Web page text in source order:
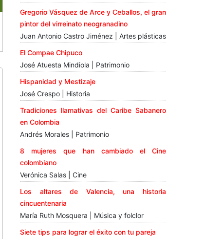
Gregorio Vásquez de Arce y Ceballos, el gran
pintor del virreinato neogranadino
Juan Antonio Castro Jiménez | Artes plásticas
El Compae Chipuco
José Atuesta Mindiola | Patrimonio
Hispanidad y Mestizaje
José Crespo | Historia
Tradiciones llamativas del Caribe Sabanero
en Colombia
Andrés Morales | Patrimonio
8 mujeres que han cambiado el Cine
colombiano
Verónica Salas | Cine
Los altares de Valencia, una historia
cincuentenaria
María Ruth Mosquera | Música y folclor
Siete tips para lograr el éxito con tu pareja